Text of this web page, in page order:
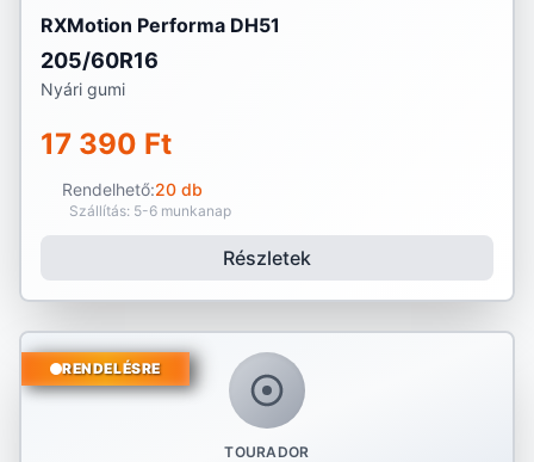
RXMotion Performa DH51
205/60R16
Nyári gumi
17 390 Ft
Rendelhető:20 db
Szállítás: 5-6 munkanap
Részletek
TOURADOR
RENDELÉSRE